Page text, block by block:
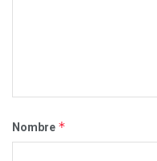
Nombre *